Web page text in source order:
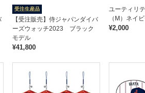
受注生産品
【受注販売】侍ジャパンダイバ
ーズウォッチ2023 ブラック
モデル
¥41,800
ユーティリ
（M）ネイ
¥2,000